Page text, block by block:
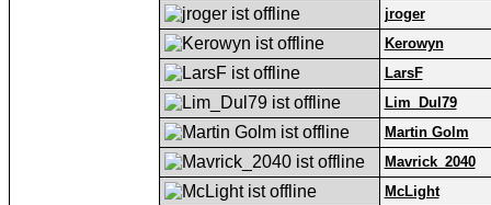
jroger
Kerowyn
LarsF
Lim_Dul79
Martin Golm
Mavrick_2040
McLight